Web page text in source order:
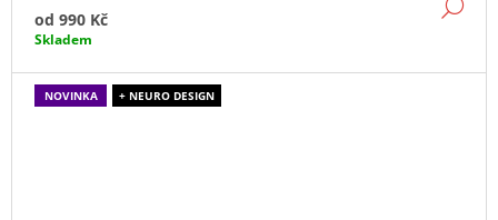
od 990 Kč
Skladem
NOVINKA + NEURO DESIGN